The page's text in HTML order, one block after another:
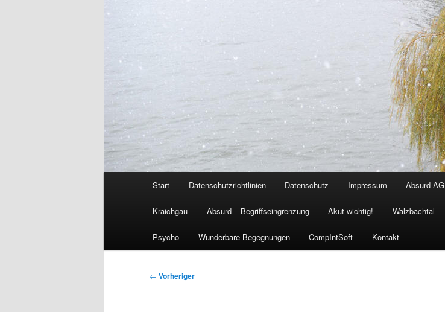
Start Datenschutzrichtlinien Datenschutz Impressum Absurd-AG
Kraichgau Absurd – Begriffseingrenzung Akut-wichtig! Walzbachtal
Psycho Wunderbare Begegnungen CompIntSoft Kontakt
Beitragsnavigation
← Vorheriger